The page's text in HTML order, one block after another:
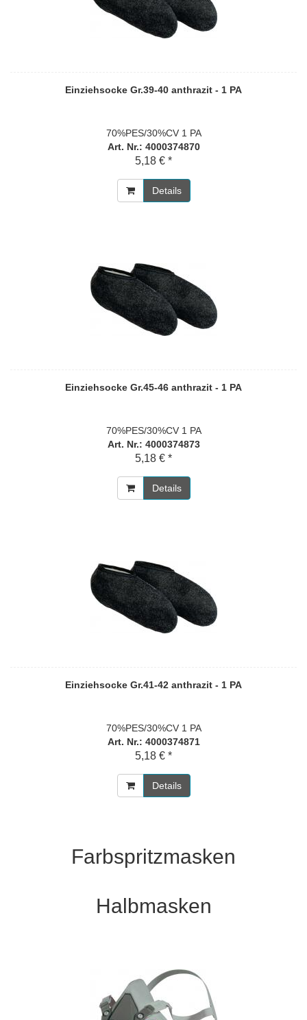
Einziehsocke Gr.39-40 anthrazit - 1 PA
70%PES/30%CV 1 PA
Art. Nr.: 4000374870
5,18 € *
Details
Einziehsocke Gr.45-46 anthrazit - 1 PA
70%PES/30%CV 1 PA
Art. Nr.: 4000374873
5,18 € *
Details
Einziehsocke Gr.41-42 anthrazit - 1 PA
70%PES/30%CV 1 PA
Art. Nr.: 4000374871
5,18 € *
Details
Farbspritzmasken
Halbmasken